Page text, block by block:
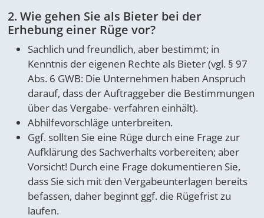
2. Wie gehen Sie als Bieter bei der
Erhebung einer Rüge vor?
Sachlich und freundlich, aber bestimmt; in
Kenntnis der eigenen Rechte als Bieter (vgl. § 97
Abs. 6 GWB: Die Unternehmen haben Anspruch
darauf, dass der Auftraggeber die Bestimmungen
über das Vergabe- verfahren einhält).
Abhilfevorschläge unterbreiten.
Ggf. sollten Sie eine Rüge durch eine Frage zur
Aufklärung des Sachverhalts vorbereiten; aber
Vorsicht! Durch eine Frage dokumentieren Sie,
dass Sie sich mit den Vergabeunterlagen bereits
befassen, daher beginnt ggf. die Rügefrist zu
laufen.